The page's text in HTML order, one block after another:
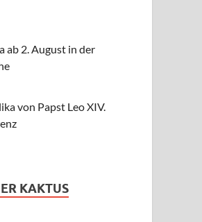
ab 2. August in der
von Papst Leo XIV.
KAKTUS